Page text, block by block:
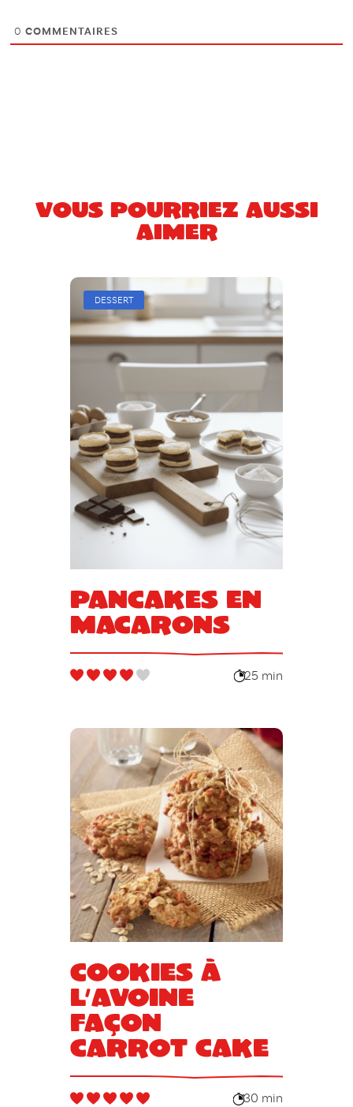
0 COMMENTAIRES
Vous pourriez aussi
aimer
DESSERT
Pancakes en
macarons
25 min
Cookies à
l’avoine
façon
carrot cake
30 min